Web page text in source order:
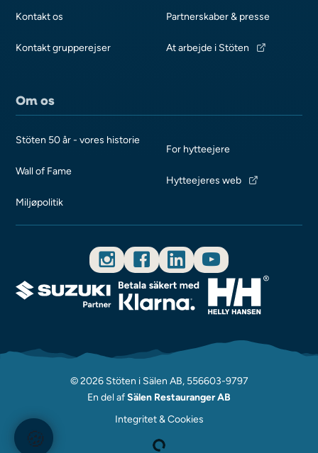
Kontakt os
Kontakt grupperejser
Partnerskaber & presse
At arbejde i Stöten
Om os
Stöten 50 år - vores historie
Wall of Fame
Miljøpolitik
For hytteejere
Hytteejeres web
© 2026 Stöten i Sälen AB, 556603-9797
En del afSälen Restauranger AB
Integritet & Cookies
🍪